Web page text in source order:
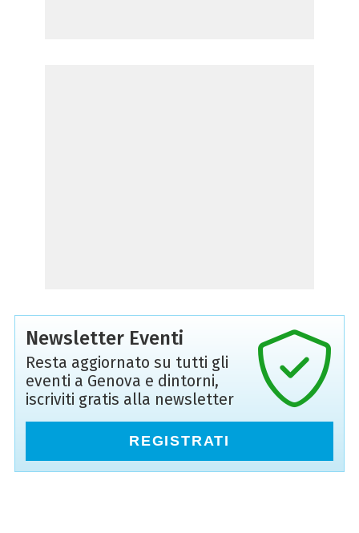
Newsletter Eventi
Resta aggiornato su tutti gli
eventi a Genova e dintorni,
iscriviti gratis alla newsletter
REGISTRATI